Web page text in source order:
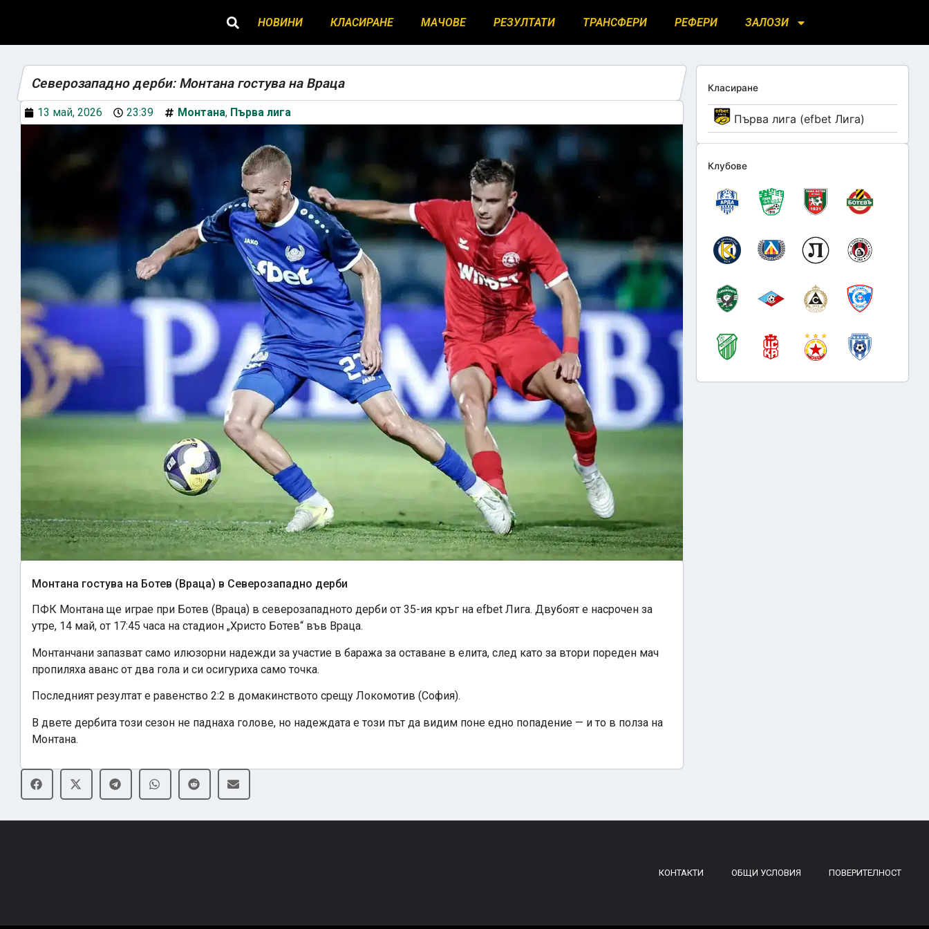
НОВИНИ КЛАСИРАНЕ МАЧОВЕ РЕЗУЛТАТИ ТРАНСФЕРИ РЕФЕРИ ЗАЛОЗИ
Класиране
Първа лига (efbet Лига)
Клубове
Северозападно дерби: Монтана гостува на Враца
13 май, 2026 23:39 Монтана, Първа лига
Монтанa гостува на Ботев (Враца) в Северозападно дерби
ПФК Монтана ще играе при Ботев (Враца) в северозападното дерби от 35-ия кръг на efbet Лига. Двубоят е насрочен за
утре, 14 май, от 17:45 часа на стадион „Христо Ботев“ във Враца.
Монтанчани запазват само илюзорни надежди за участие в баража за оставане в елита, след като за втори пореден мач
пропиляха аванс от два гола и си осигуриха само точка.
Последният резултат е равенство 2:2 в домакинството срещу Локомотив (София).
В двете дербита този сезон не паднаха голове, но надеждата е този път да видим поне едно попадение — и то в полза на
Монтана.
КОНТАКТИ ОБЩИ УСЛОВИЯ ПОВЕРИТЕЛНОСТ